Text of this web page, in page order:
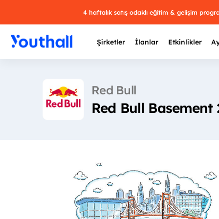
4 haftalık satış odaklı eğitim & gelişim
Şirketler İlanlar Etkinlikler
Red Bull
Red Bull Basement